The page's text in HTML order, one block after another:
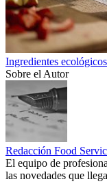
Ingredientes
Sobre el Autor
Redacción Food
El equipo de
las novedades que